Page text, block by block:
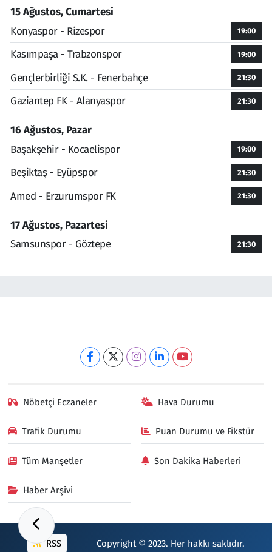
15 Ağustos, Cumartesi
Konyaspor - Rizespor
19:00
Kasımpaşa - Trabzonspor 19:00
Gençlerbirliği S.K. - Fenerbahçe 21:30
Gaziantep FK - Alanyaspor 21:30
16 Ağustos, Pazar
Başakşehir - Kocaelispor
19:00
Beşiktaş - Eyüpspor 21:30
Amed - Erzurumspor FK 21:30
17 Ağustos, Pazartesi
Samsunspor - Göztepe
21:30
Nöbetçi Eczaneler Hava Durumu
Trafik Durumu Puan Durumu ve Fikstür
Tüm Manşetler Son Dakika Haberleri
Haber Arşivi
RSS Copyright © 2023. Her hakkı saklıdır.